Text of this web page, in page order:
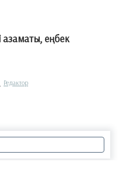
азаматы, еңбек
Редактор